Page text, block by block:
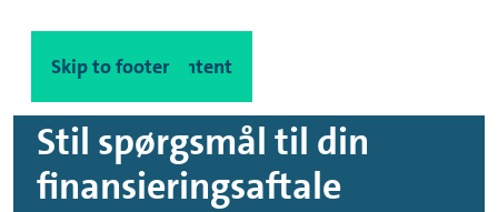
Skip to main content
Skip to footer
Stil spørgsmål til din
finansieringsaftale